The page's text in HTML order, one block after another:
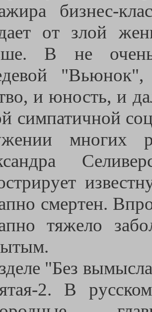
бизнес-
от злой
В не
и юность, и
симпатичной
многих
смертен.
тяжело
"Без
2. В